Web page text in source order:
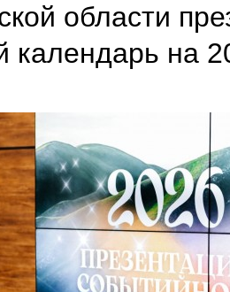
области
календарь на